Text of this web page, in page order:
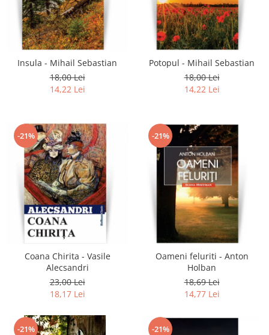
Insula - Mihail Sebastian
18,00 Lei
14,22 Lei
Potopul - Mihail Sebastian
18,00 Lei
14,22 Lei
-21%
Coana Chirita - Vasile
Alecsandri
23,00 Lei
18,17 Lei
-21%
Oameni feluriti - Anton
Holban
18,69 Lei
14,77 Lei
-21% -21%